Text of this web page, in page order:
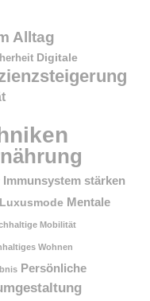
Alltag
Digitale
Immunsystem stärken
Luxusmode Mentale
Mobilität
Wohnen
Persönliche